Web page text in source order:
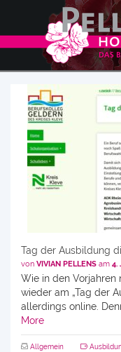
Tag der Ausbildung
von VIVIAN PELLENS am 4.
Wie in den Vorjahren
wieder am „Tag der
allerdings online.
More
Allgemein